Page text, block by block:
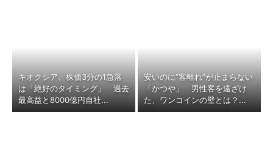
キオクシア、株価3分の1急落
は「絶好のタイミング」 過去
最高益と8000億円自社...
安いのに“客離れ”が止まらない
「かつや」 男性客を遠ざけ
た、ワンコインの壁とは？...